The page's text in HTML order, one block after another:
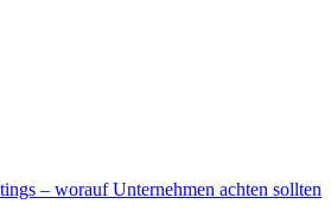
– worauf Unternehmen achten sollten